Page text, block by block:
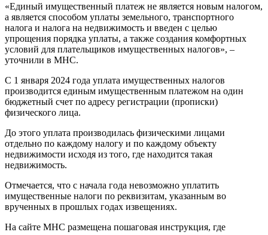
«Единый имущественный платеж не является новым налогом,
а является способом уплаты земельного, транспортного
налога и налога на недвижимость и введен с целью
упрощения порядка уплаты, а также создания комфортных
условий для плательщиков имущественных налогов», –
уточнили в МНС.
С 1 января 2024 года уплата имущественных налогов
производится единым имущественным платежом на один
бюджетный счет по адресу регистрации (прописки)
физического лица.
До этого уплата производилась физическими лицами
отдельно по каждому налогу и по каждому объекту
недвижимости исходя из того, где находится такая
недвижимость.
Отмечается, что с начала года невозможно уплатить
имущественные налоги по реквизитам, указанным во
врученных в прошлых годах извещениях.
На сайте МНС размещена пошаговая инструкция, где